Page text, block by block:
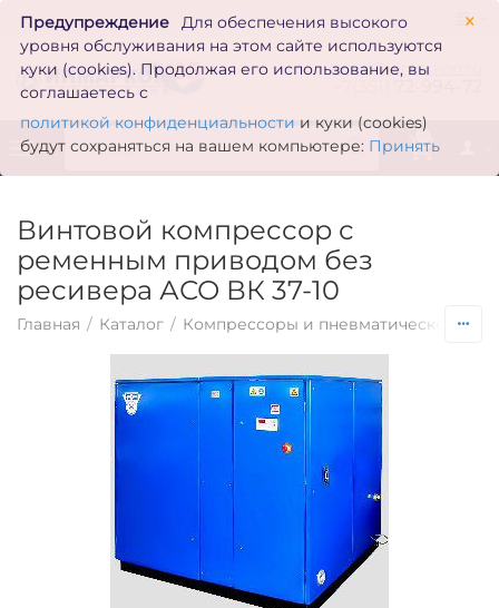
×
Предупреждение
Для обеспечения высокого
уровня обслуживания на этом сайте используются
куки (cookies). Продолжая его использование, вы
соглашаетесь с
политикой конфиденциальности и куки (cookies)
будут сохраняться на вашем компьютере: Принять
zakaz@inmarkon.ru
0
Винтовой компрессор с
ременным приводом без
ресивера АСО ВК 37-10
Главная / Каталог / Компрессоры и пневматическое